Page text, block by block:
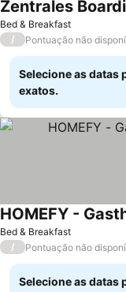
Bed & Breakfast
Zentrales
/ Pontuação não
Selecione as datas
exatos.
Bed & Breakfast
HOMEFY -
/ Pontuação não
Selecione as datas